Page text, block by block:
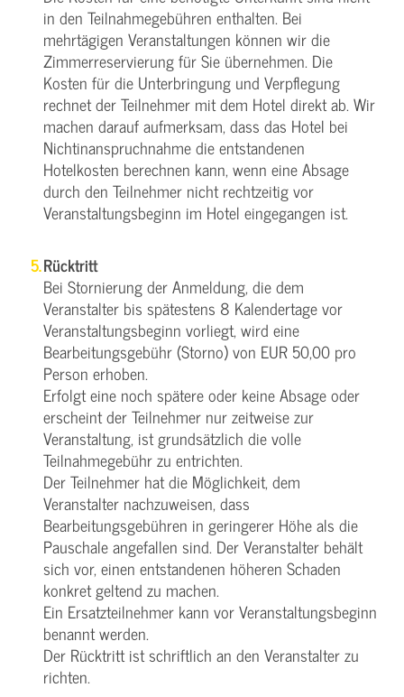
in den Teilnahmegebühren enthalten. Bei
mehrtägigen Veranstaltungen können wir die
Zimmerreservierung für Sie übernehmen. Die
Kosten für die Unterbringung und Verpflegung
rechnet der Teilnehmer mit dem Hotel direkt ab. Wir
machen darauf aufmerksam, dass das Hotel bei
Nichtinanspruchnahme die entstandenen
Hotelkosten berechnen kann, wenn eine Absage
durch den Teilnehmer nicht rechtzeitig vor
Veranstaltungsbeginn im Hotel eingegangen ist.
Rücktritt
Bei Stornierung der Anmeldung, die dem
Veranstalter bis spätestens 8 Kalendertage vor
Veranstaltungsbeginn vorliegt, wird eine
Bearbeitungsgebühr (Storno) von EUR 50,00 pro
Person erhoben.
Erfolgt eine noch spätere oder keine Absage oder
erscheint der Teilnehmer nur zeitweise zur
Veranstaltung, ist grundsätzlich die volle
Teilnahmegebühr zu entrichten.
Der Teilnehmer hat die Möglichkeit, dem
Veranstalter nachzuweisen, dass
Bearbeitungsgebühren in geringerer Höhe als die
Pauschale angefallen sind. Der Veranstalter behält
sich vor, einen entstandenen höheren Schaden
konkret geltend zu machen.
Ein Ersatzteilnehmer kann vor Veranstaltungsbeginn
benannt werden.
Der Rücktritt ist schriftlich an den Veranstalter zu
richten.